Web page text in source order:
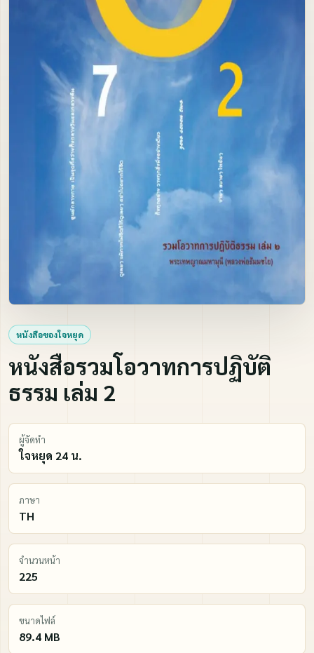
วีดีโอ
ภาพนิ่ง
ติดต่อ
หนังสือของใจหยุด
หนังสือรวมโอวาทการปฏิบัติ
ธรรม เล่ม 2
ผู้จัดทำ
ใจหยุด 24 น.
ภาษา
TH
จำนวนหน้า
225
ขนาดไฟล์
89.4 MB